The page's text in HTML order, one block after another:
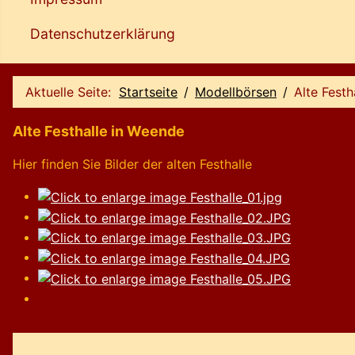
Datenschutzerklärung
Aktuelle Seite: Startseite Modellbörsen Alte
Alte Festhalle in Weende
Hier finden Sie Bilder der alten Festhalle